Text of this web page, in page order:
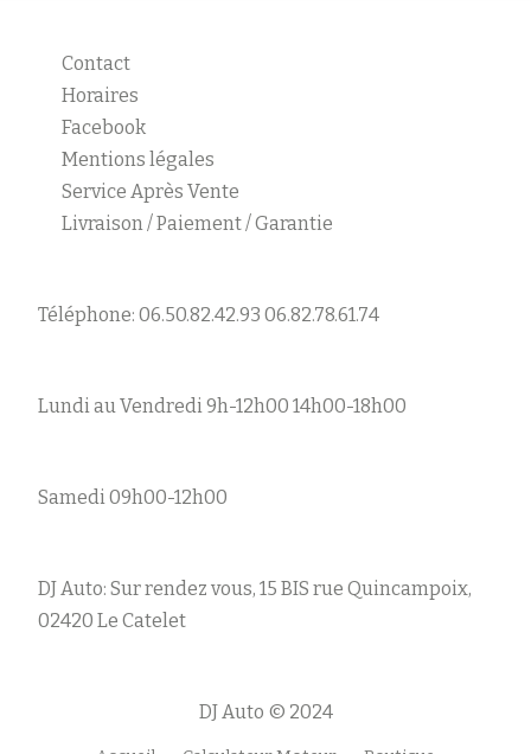
Contact
Horaires
Facebook
Mentions légales
Service Après Vente
Livraison / Paiement / Garantie
Téléphone: 06.50.82.42.93 06.82.78.61.74
Lundi au Vendredi 9h-12h00 14h00-18h00
Samedi 09h00-12h00
DJ Auto: Sur rendez vous, 15 BIS rue Quincampoix,
02420 Le Catelet
DJ Auto © 2024